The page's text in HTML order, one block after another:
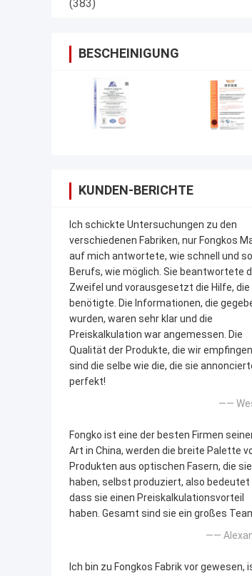
(383)
BESCHEINIGUNG
KUNDEN-BERICHTE
Ich schickte Untersuchungen zu den
verschiedenen Fabriken, nur Fongkos
auf mich antwortete, wie schnell und so
Berufs, wie möglich. Sie beantwortete
Zweifel und vorausgesetzt die Hilfe, die
benötigte. Die Informationen, die
wurden, waren sehr klar und die
Preiskalkulation war angemessen. Die
Qualität der Produkte, die wir
sind die selbe wie die, die sie
perfekt!
——
Fongko ist eine der besten Firmen
Art in China, werden die breite Palette
Produkten aus optischen Fasern, die sie
haben, selbst produziert, also bedeutet
dass sie einen Preiskalkulationsvorteil
haben. Gesamt sind sie ein großes
——
Ich bin zu Fongkos Fabrik vor gewesen,